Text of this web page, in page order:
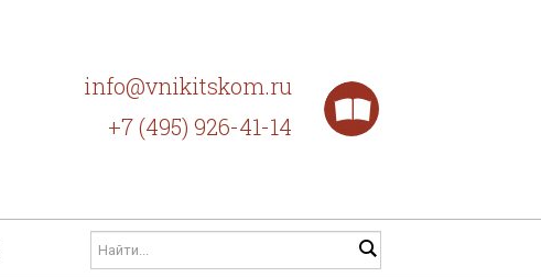
info@vnikitskom.ru
+7 (495) 926-41-14